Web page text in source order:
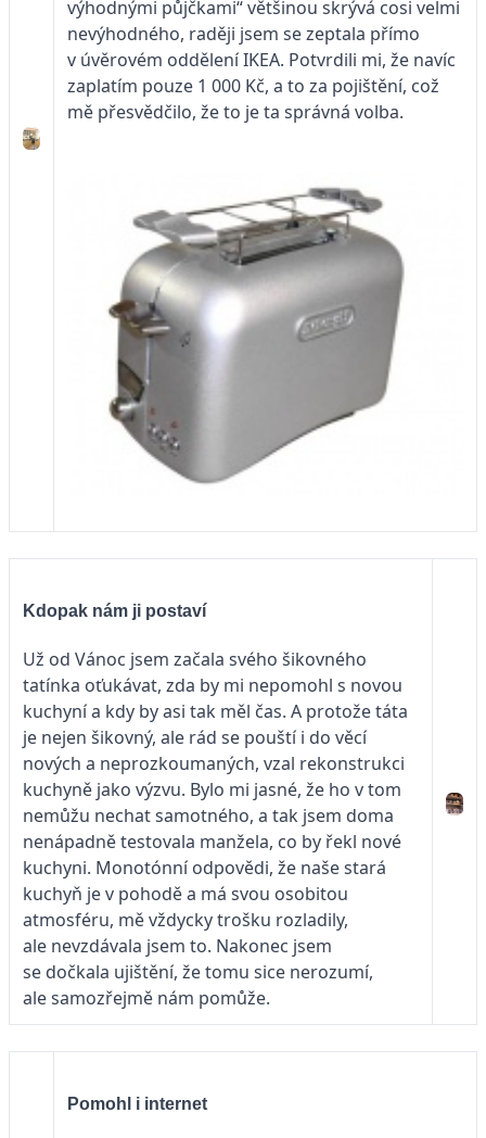
výhodnými půjčkami“ většinou skrývá cosi velmi
nevýhodného, raději jsem se zeptala přímo
v úvěrovém oddělení IKEA. Potvrdili mi, že navíc
zaplatím pouze 1 000 Kč, a to za pojištění, což
mě přesvědčilo, že to je ta správná volba.
Kdopak nám ji postaví
Už od Vánoc jsem začala svého šikovného
tatínka oťukávat, zda by mi nepomohl s novou
kuchyní a kdy by asi tak měl čas. A protože táta
je nejen šikovný, ale rád se pouští i do věcí
nových a neprozkoumaných, vzal rekonstrukci
kuchyně jako výzvu. Bylo mi jasné, že ho v tom
nemůžu nechat samotného, a tak jsem doma
nenápadně testovala manžela, co by řekl nové
kuchyni. Monotónní odpovědi, že naše stará
kuchyň je v pohodě a má svou osobitou
atmosféru, mě vždycky trošku rozladily,
ale nevzdávala jsem to. Nakonec jsem
se dočkala ujištění, že tomu sice nerozumí,
ale samozřejmě nám pomůže.
Pomohl i internet